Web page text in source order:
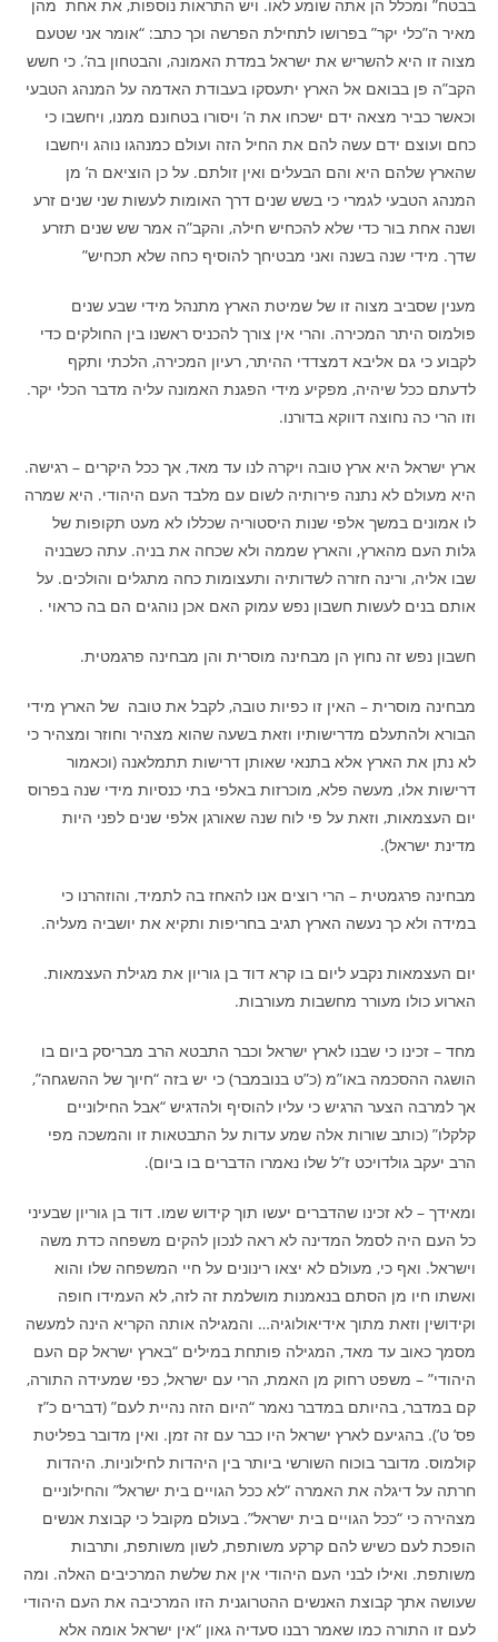
בבטח” ומכלל הן אתה שומע לאו. ויש התראות נוספות, את אחת מהן
מאיר ה”כלי יקר” בפרושו לתחילת הפרשה וכך כתב: “אומר אני שטעם
מצוה זו היא להשריש את ישראל במדת האמונה, והבטחון בה’. כי חשש
הקב”ה פן בבואם אל הארץ יתעסקו בעבודת האדמה על המנהג הטבעי
וכאשר כביר מצאה ידם ישכחו את ה’ ויסורו בטחונם ממנו, ויחשבו כי
כחם ועוצם ידם עשה להם את החיל הזה ועולם כמנהגו נוהג ויחשבו
שהארץ שלהם היא והם הבעלים ואין זולתם. על כן הוציאם ה’ מן
המנהג הטבעי לגמרי כי בשש שנים דרך האומות לעשות שני שנים זרע
ושנה אחת בור כדי שלא להכחיש חילה, והקב”ה אמר שש שנים תזרע
שדך. מידי שנה בשנה ואני מבטיחך להוסיף כחה שלא תכחיש”
מענין שסביב מצוה זו של שמיטת הארץ מתנהל מידי שבע שנים
פולמוס היתר המכירה. והרי אין צורך להכניס ראשנו בין החולקים כדי
לקבוע כי גם אליבא דמצדדי ההיתר, רעיון המכירה, הלכתי ותקף
לדעתם ככל שיהיה, מפקיע מידי הפגנת האמונה עליה מדבר הכלי יקר.
וזו הרי כה נחוצה דווקא בדורנו.
ארץ ישראל היא ארץ טובה ויקרה לנו עד מאד, אך ככל היקרים – רגישה.
היא מעולם לא נתנה פירותיה לשום עם מלבד העם היהודי. היא שמרה
לו אמונים במשך אלפי שנות היסטוריה שכללו לא מעט תקופות של
גלות העם מהארץ, והארץ שממה ולא שכחה את בניה. עתה כשבניה
שבו אליה, ורינה חזרה לשדותיה ותעצומות כחה מתגלים והולכים. על
אותם בנים לעשות חשבון נפש עמוק האם אכן נוהגים הם בה כראוי .
חשבון נפש זה נחוץ הן מבחינה מוסרית והן מבחינה פרגמטית.
מבחינה מוסרית – האין זו כפיות טובה, לקבל את טובה של הארץ מידי
הבורא ולהתעלם מדרישותיו וזאת בשעה שהוא מצהיר וחוזר ומצהיר כי
לא נתן את הארץ אלא בתנאי שאותן דרישות תתמלאנה (וכאמור
דרישות אלו, מעשה פלא, מוכרזות באלפי בתי כנסיות מידי שנה בפרוס
יום העצמאות, וזאת על פי לוח שנה שאורגן אלפי שנים לפני היות
מדינת ישראל).
מבחינה פרגמטית – הרי רוצים אנו להאחז בה לתמיד, והוזהרנו כי
במידה ולא כך נעשה הארץ תגיב בחריפות ותקיא את יושביה מעליה.
יום העצמאות נקבע ליום בו קרא דוד בן גוריון את מגילת העצמאות.
הארוע כולו מעורר מחשבות מעורבות.
מחד – זכינו כי שבנו לארץ ישראל וכבר התבטא הרב מבריסק ביום בו
הושגה ההסכמה באו”מ (כ”ט בנובמבר) כי יש בזה “חיוך של ההשגחה”,
אך למרבה הצער הרגיש כי עליו להוסיף ולהדגיש “אבל החילוניים
קלקלו” (כותב שורות אלה שמע עדות על התבטאות זו והמשכה מפי
הרב יעקב גולדויכט ז”ל שלו נאמרו הדברים בו ביום).
ומאידך – לא זכינו שהדברים יעשו תוך קידוש שמו. דוד בן גוריון שבעיני
כל העם היה לסמל המדינה לא ראה לנכון להקים משפחה כדת משה
וישראל. ואף כי, מעולם לא יצאו רינונים על חיי המשפחה שלו והוא
ואשתו חיו מן הסתם בנאמנות מושלמת זה לזה, לא העמידו חופה
וקידושין וזאת מתוך אידיאולוגיה… והמגילה אותה הקריא הינה למעשה
מסמך כאוב עד מאד, המגילה פותחת במילים “בארץ ישראל קם העם
היהודי” – משפט רחוק מן האמת, הרי עם ישראל, כפי שמעידה התורה,
קם במדבר, בהיותם במדבר נאמר “היום הזה נהיית לעם” (דברים כ”ז
פס’ ט’). בהגיעם לארץ ישראל היו כבר עם זה זמן. ואין מדובר בפליטת
קולמוס. מדובר בוכוח השורשי ביותר בין היהדות לחילוניות. היהדות
חרתה על דיגלה את האמרה “לא ככל הגויים בית ישראל” והחילוניים
מצהירה כי “ככל הגויים בית ישראל”. בעולם מקובל כי קבוצת אנשים
הופכת לעם כשיש להם קרקע משותפת, לשון משותפת, ותרבות
משותפת. ואילו לבני העם היהודי אין את שלשת המרכיבים האלה. ומה
שעושה אתך קבוצת האנשים ההטרוגנית הזו המרכיבה את העם היהודי
לעם זו התורה כמו שאמר רבנו סעדיה גאון “אין ישראל אומה אלא